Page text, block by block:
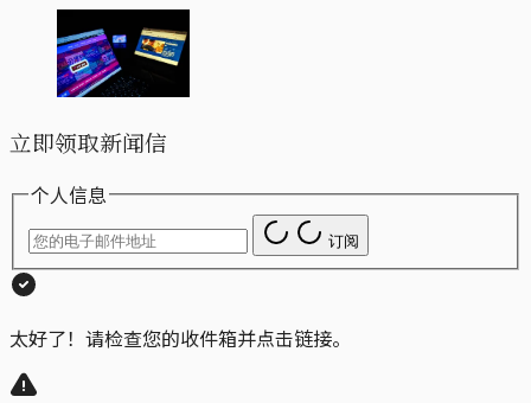
立即领取新闻信
个人信息
订阅
太好了！请检查您的收件箱并点击链接。